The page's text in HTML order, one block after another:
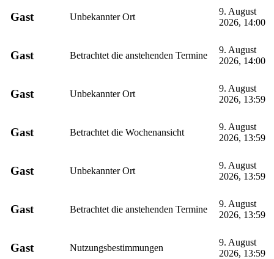
Gast Unbekannter Ort
9. August
2026, 14:00
Gast Betrachtet die anstehenden Termine
9. August
2026, 14:00
Gast Unbekannter Ort
9. August
2026, 13:59
Gast Betrachtet die Wochenansicht
9. August
2026, 13:59
Gast Unbekannter Ort
9. August
2026, 13:59
Gast Betrachtet die anstehenden Termine
9. August
2026, 13:59
Gast Nutzungsbestimmungen
9. August
2026, 13:59